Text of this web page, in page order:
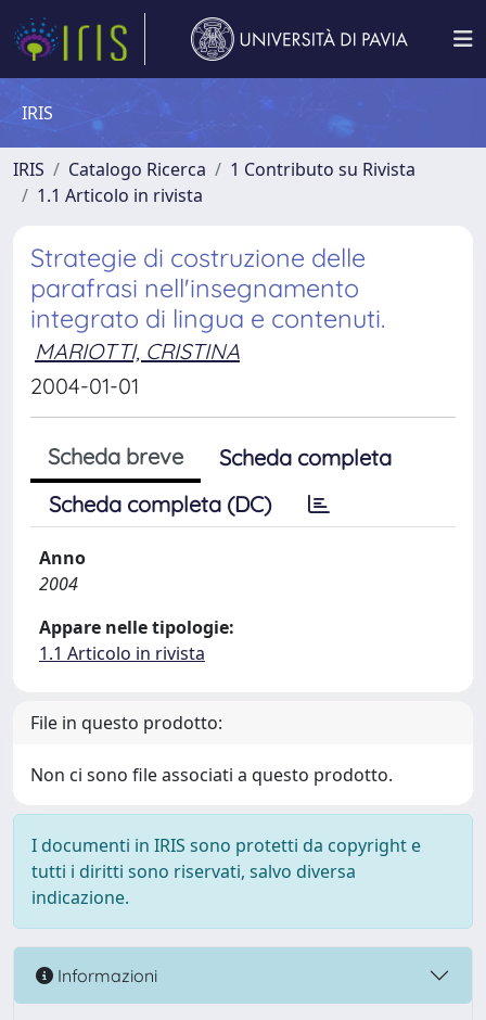
IRIS
IRIS Catalogo Ricerca
1 Contributo su Rivista
1.1 Articolo in rivista
Strategie di costruzione delle
parafrasi nell'insegnamento
integrato di lingua e contenuti.
MARIOTTI, CRISTINA
2004-01-01
Scheda breve
Scheda completa
Scheda completa (DC)
Anno
2004
Appare nelle tipologie:
1.1 Articolo in rivista
File in questo prodotto:
Non ci sono file associati a questo prodotto.
I documenti in IRIS sono protetti da copyright e
tutti i diritti sono riservati, salvo diversa
indicazione.
Informazioni